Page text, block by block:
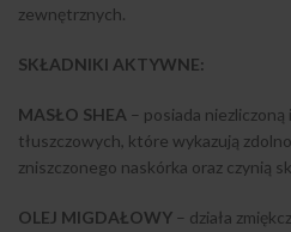
zewnętrznych.
SKŁADNIKI AKTYWNE:
MASŁO SHEA – posiada
tłuszczowych, które wykazują
zniszczonego naskórka oraz czynią
OLEJ MIGDAŁOWY – działa